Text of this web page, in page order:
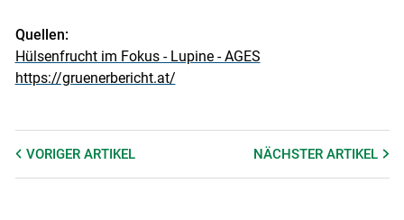
Quellen:
Hülsenfrucht im Fokus - Lupine - AGES
https://gruenerbericht.at/
VORIGER ARTIKEL NÄCHSTERARTIKEL